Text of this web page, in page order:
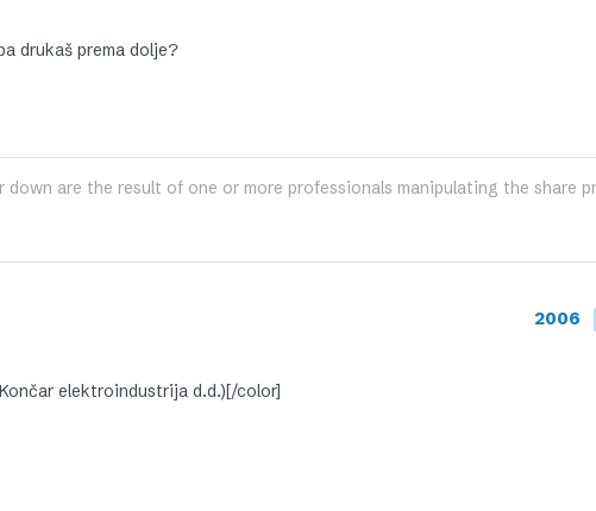
drukaš prema dolje?
down are the result of one or more professionals manipulating the share
2006
elektroindustrija d.d.)[/color]